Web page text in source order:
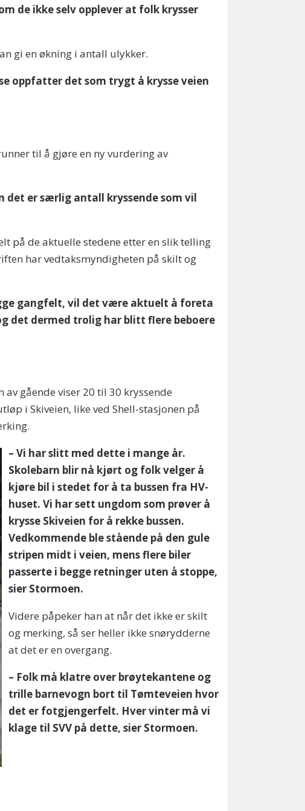
de ikke selv opplever at folk krysser
gi en økning i antall ulykker.
oppfatter det som trygt å krysse veien
til å gjøre en ny vurdering av
det er særlig antall kryssende som vil
på de aktuelle stedene etter en slik telling
har vedtaksmyndigheten på skilt og
gangfelt, vil det være aktuelt å foreta
det dermed trolig har blitt flere beboere
gående viser 20 til 30 kryssende
i Skiveien, like ved Shell-stasjonen på
– Vi har slitt med dette i mange år.
Skolebarn blir nå kjørt og folk velger å
kjøre bil i stedet for å ta bussen fra HV-
huset. Vi har sett ungdom som prøver å
krysse Skiveien for å rekke bussen.
Vedkommende ble stående på den gule
stripen midt i veien, mens flere biler
passerte i begge retninger uten å stoppe,
sier Stormoen.
Videre påpeker han at når det ikke er skilt
og merking, så ser heller ikke snørydderne
at det er en overgang.
– Folk må klatre over brøytekantene og
trille barnevogn bort til Tømteveien hvor
det er fotgjengerfelt. Hver vinter må vi
klage til SVV på dette, sier Stormoen.